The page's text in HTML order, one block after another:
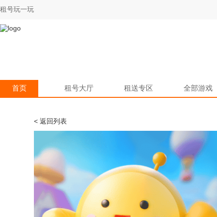
租号玩一玩
首页 租号大厅 租送专区 全部游戏
< 返回列表